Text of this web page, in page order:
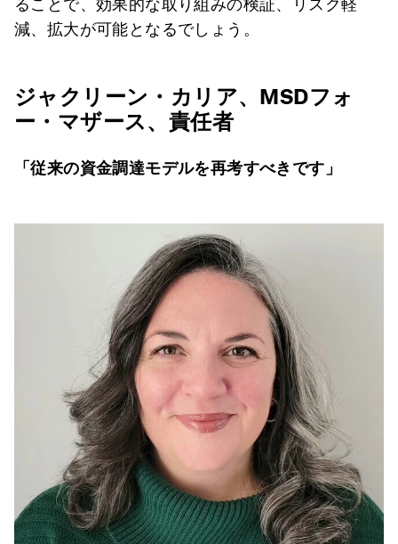
減、拡大が可能となるでしょう。
ジャクリーン・カリア、MSDフォ
ー・マザース、責任者
「従来の資金調達モデルを再考すべきです」